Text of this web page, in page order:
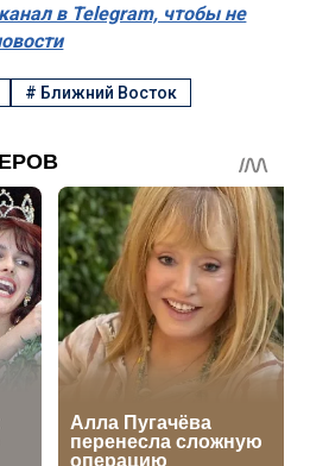
в Telegram, чтобы не
# Ближний Восток